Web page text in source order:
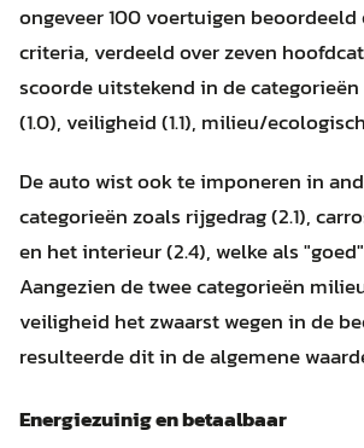
ongeveer 100 voertuigen
criteria, verdeeld over zeven
scoorde uitstekend in de
(1.0), veiligheid (1.1), milieu/
De auto wist ook te imponeren in
categorieën zoals rijgedrag (2.1),
en het interieur (2.4), welke als
Aangezien de twee categorieën
veiligheid het zwaarst wegen in de
resulteerde dit in de algemene
Energiezuinig en betaalbaar